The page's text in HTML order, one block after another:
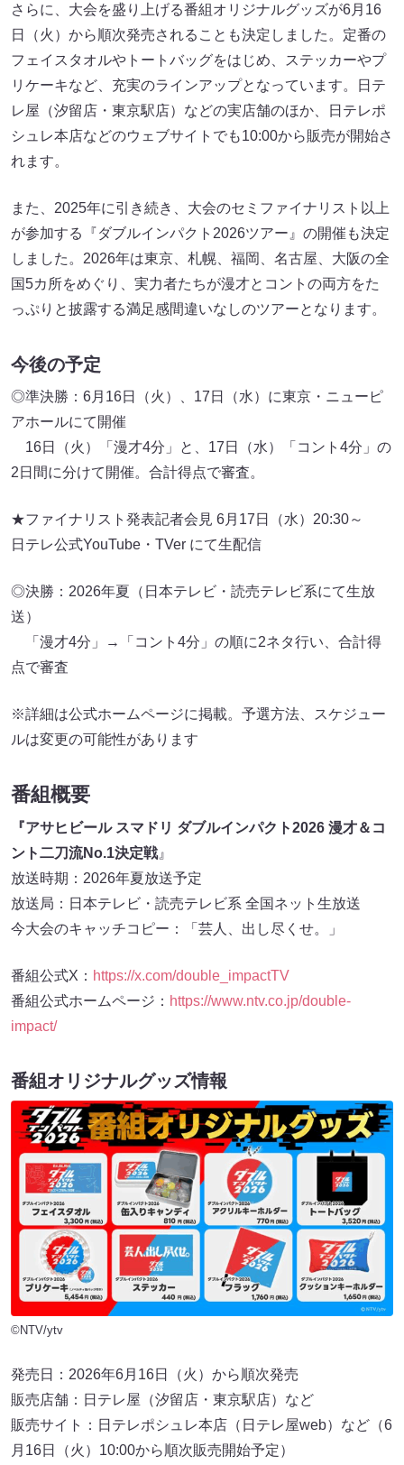
さらに、大会を盛り上げる番組オリジナルグッズが6月16
日（火）から順次発売されることも決定しました 。定番の
フェイスタオルやトートバッグをはじめ、ステッカーやプ
リケーキなど、充実のラインアップとなっています。日テ
レ屋（汐留店・東京駅店）などの実店舗のほか、日テレポ
シュレ本店などのウェブサイトでも10:00から販売が開始さ
れます。
また、2025年に引き続き、大会のセミファイナリスト以上
が参加する『ダブルインパクト2026ツアー』の開催も決定
しました 。2026年は東京、札幌、福岡、名古屋、大阪の全
国5カ所をめぐり、実力者たちが漫才とコントの両方をた
っぷりと披露する満足感間違いなしのツアーとなります。
今後の予定
◎準決勝：6月16日（火）、17日（水）に東京・ニューピ
アホールにて開催
16日（火）「漫才4分」と、17日（水）「コント4分」の
2日間に分けて開催。合計得点で審査。
★ファイナリスト発表記者会見 6月17日（水）20:30～
日テレ公式YouTube・TVer にて生配信
◎決勝：2026年夏（日本テレビ・読売テレビ系にて生放
送）
「漫才4分」→「コント4分」の順に2ネタ行い、合計得
点で審査
※詳細は公式ホームページに掲載。予選方法、スケジュー
ルは変更の可能性があります
番組概要
『アサヒビール スマドリ ダブルインパクト2026 漫才＆コ
ント二刀流No.1決定戦』
放送時期：2026年夏放送予定
放送局：日本テレビ・読売テレビ系 全国ネット生放送
今大会のキャッチコピー：「芸人、出し尽くせ。」
番組公式X： https://x.com/double_impactTV
番組公式ホームページ： https://www.ntv.co.jp/double-
impact/
番組オリジナルグッズ情報
©NTV/ytv
発売日：2026年6月16日（火）から順次発売
販売店舗：日テレ屋（汐留店・東京駅店）など
販売サイト：日テレポシュレ本店（日テレ屋web）など（6
月16日（火）10:00から順次販売開始予定）